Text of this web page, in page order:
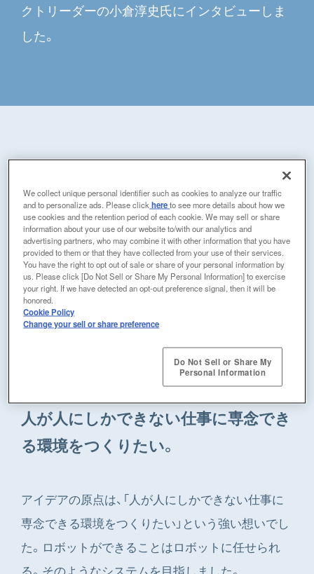
クトリーダーの小倉淳史氏にインタビューしま
した。
人が人にしかできない仕事に専念できる環境
をつくりたい。
人と同じように施設を移動できるサービスロ
ボットの誕生。
人が人にしかできない仕事に専念でき
る環境をつくりたい。
アイデアの原点は、「人が人にしかできない仕事に
専念できる環境をつくりたい」という強い想いでし
た。ロボットができることはロボットに任せられ
る。そのようなシステムを目指しました。
We collect unique personal identifier such as cookies to analyze our traffic
and to personalize ads. Please click hereto see more details about how we
use cookies and the retention period of each cookie. We may sell or share
information about your use of our website to/with our analytics and
advertising partners, who may combine it with other information that you have
provided to them or that they have collected from your use of their services.
You have the right to opt out of sale or share of your personal information by
us. Please click [Do Not Sell or Share My Personal Information] to exercise
your right. If we have detected an opt-out preference signal, then it will be
honored.
Cookie Policy
Change your sell or share preference
Do Not Sell or Share My
Personal Information